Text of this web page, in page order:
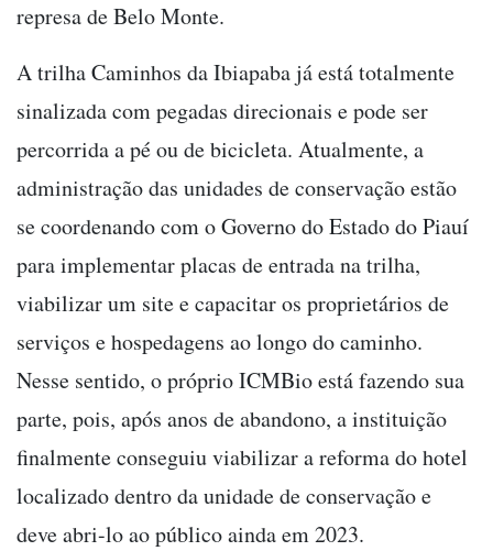
represa de Belo Monte.
A trilha Caminhos da Ibiapabajá está totalmente
sinalizada com pegadas direcionais e pode ser
percorrida a pé ou de bicicleta. Atualmente, a
administração das unidades de conservação estão
se coordenando com o Governo do Estado do Piauí
para implementar placas de entrada na trilha,
viabilizar um site e capacitar os proprietários de
serviços e hospedagens ao longo do caminho.
Nesse sentido, o próprio ICMBio está fazendo sua
parte, pois, após anos de abandono, a instituição
finalmente conseguiu viabilizar a reforma do hotel
localizado dentro da unidade de conservação e
deve abri-lo ao público ainda em 2023.